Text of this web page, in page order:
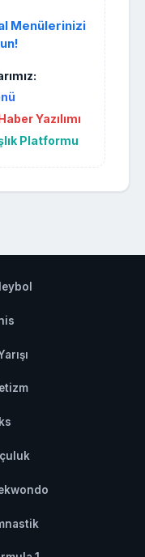
Menülerinizi
Yazılımı
Platformu